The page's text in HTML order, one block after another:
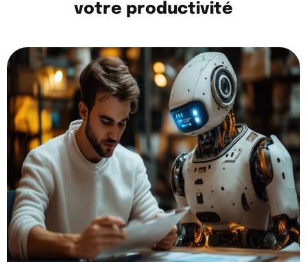
votre productivité